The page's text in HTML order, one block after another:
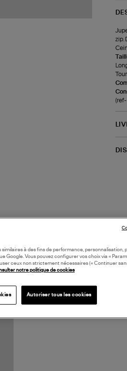
zip.
à des fins de performance, personnalisation,
Google. Vous pouvez configurer vos choix via «
ceux non strictement nécessaires (« Continuer
notre politique de cookies
Autoriser tous les cookies